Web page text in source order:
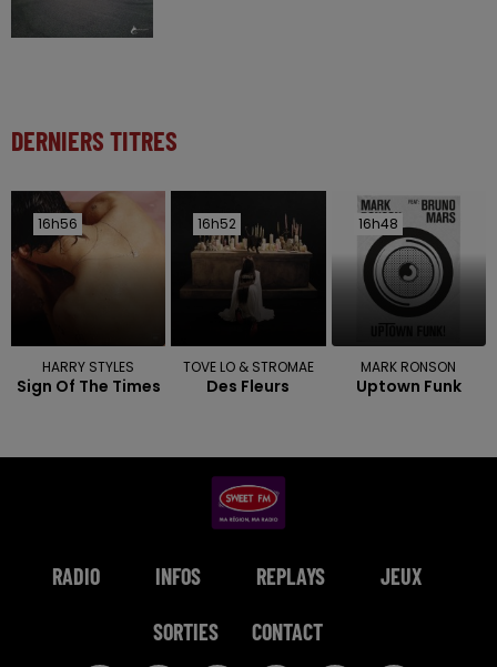
DERNIERS TITRES
16h56
16h56
HARRY STYLES
Sign Of The Times
16h52
16h52
TOVE LO & STROMAE
Des Fleurs
16h48
16h48
MARK RONSON
Uptown Funk
RADIO INFOS REPLAYS JEUX
SORTIES CONTACT